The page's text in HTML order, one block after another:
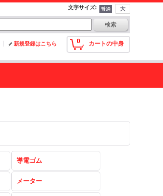
文字サイズ:
0 カートの中身
新規登録はこちら
導電ゴム
メーター